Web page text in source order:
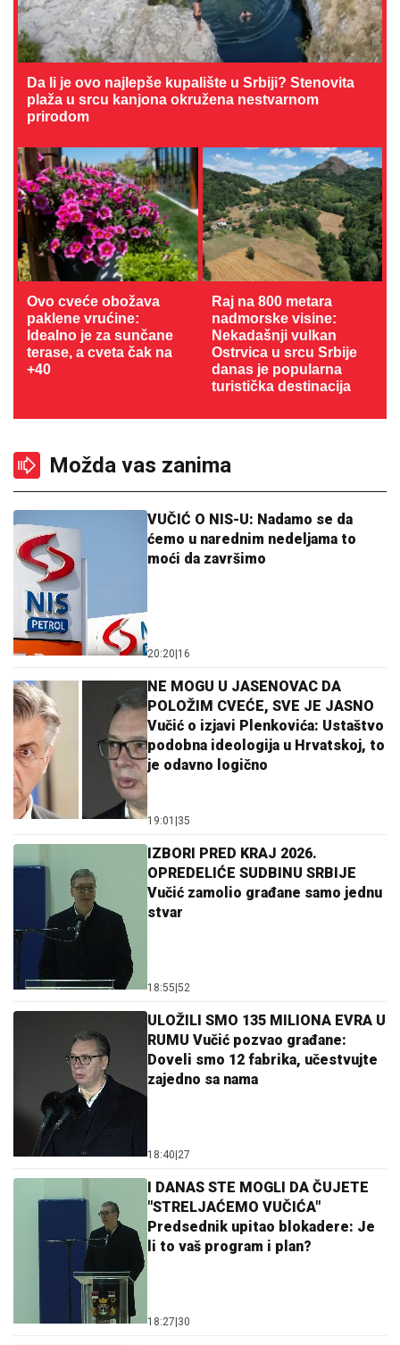
Da li je ovo najlepše kupalište u Srbiji? Stenovita
plaža u srcu kanjona okružena nestvarnom
prirodom
Ovo cveće obožava
paklene vrućine:
Idealno je za sunčane
terase, a cveta čak na
+40
Raj na 800 metara
nadmorske visine:
Nekadašnji vulkan
Ostrvica u srcu Srbije
danas je popularna
turistička destinacija
Možda vas zanima
VUČIĆ O NIS-U: Nadamo se da
ćemo u narednim nedeljama to
moći da završimo
20:20 16
NE MOGU U JASENOVAC DA
POLOŽIM CVEĆE, SVE JE JASNO
Vučić o izjavi Plenkovića: Ustaštvo
podobna ideologija u Hrvatskoj, to
je odavno logično
19:01 35
IZBORI PRED KRAJ 2026.
OPREDELIĆE SUDBINU SRBIJE
Vučić zamolio građane samo jednu
stvar
18:55 52
ULOŽILI SMO 135 MILIONA EVRA U
RUMU Vučić pozvao građane:
Doveli smo 12 fabrika, učestvujte
zajedno sa nama
18:40 27
I DANAS STE MOGLI DA ČUJETE
"STRELJAĆEMO VUČIĆA"
Predsednik upitao blokadere: Je
li to vaš program i plan?
18:27 30